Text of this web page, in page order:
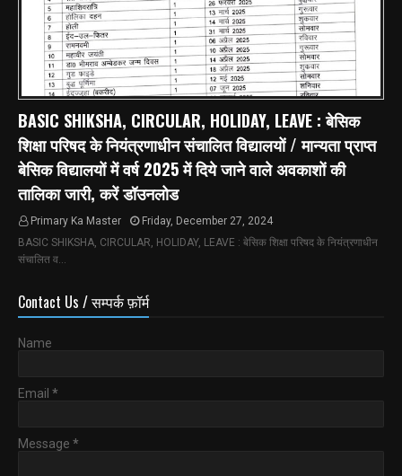
BASIC SHIKSHA, CIRCULAR, HOLIDAY, LEAVE : बेसिक
शिक्षा परिषद के नियंत्रणाधीन संचालित विद्यालयों / मान्यता प्राप्त
बेसिक विद्यालयों में वर्ष 2025 में दिये जाने वाले अवकाशों की
तालिका जारी, करें डॉउनलोड
Primary Ka Master
Friday, December 27, 2024
BASIC SHIKSHA, CIRCULAR, HOLIDAY, LEAVE : बेसिक शिक्षा परिषद के नियंत्रणाधीन
संचालित व…
Contact Us / सम्पर्क फ़ॉर्म
Name
Email *
Message *